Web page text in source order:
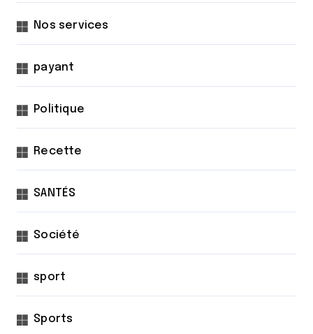
Nos services
payant
Politique
Recette
SANTÉS
Société
sport
Sports